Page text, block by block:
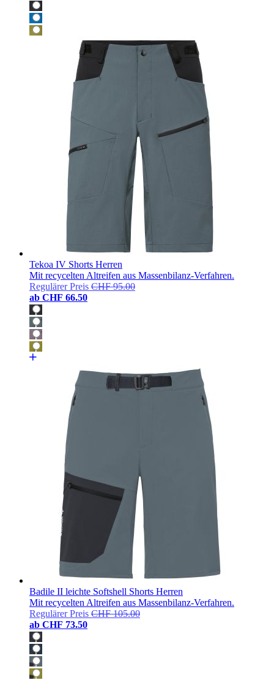
Tekoa IV Shorts Herren
Mit recycelten Altreifen aus Massenbilanz-Verfahren.
Regulärer Preis CHF 95.00
ab CHF 66.50
Badile II leichte Softshell Shorts Herren
Mit recycelten Altreifen aus Massenbilanz-Verfahren.
Regulärer Preis CHF 105.00
ab CHF 73.50